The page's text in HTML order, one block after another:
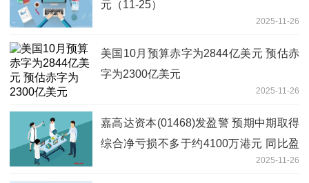
元（11-25）
2025-11-26
美国10月预算赤字为2844亿美元 预估赤
字为2300亿美元
2025-11-26
嘉高达资本(01468)发盈警 预期中期取得
综合净亏损不多于约4100万港元 同比盈
2025-11-26